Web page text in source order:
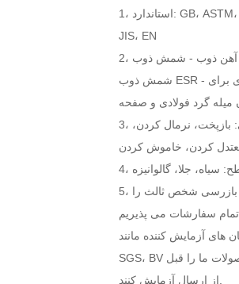
1، استاندارد: GB، ASTM، AISI، SAE، DIN،
JIS، EN
2، فرآیند تولید: آهن ذوب - شمش ذوب EAF -
شمش ذوب ESR - نورد گرم یا آهنگری برای
گرد فولادی و صفحه
3، عملیات حرارتی: بازپخت، نرمال کردن،
کردن، خاموش کردن
سیاه، جلا، گالوانیزه
5، تضمین کیفیت: ما بازرسی شخص ثالث را
های آزمایش کننده مانند
SGS، BV و غیره بخواهید تا محصولات ما را قبل